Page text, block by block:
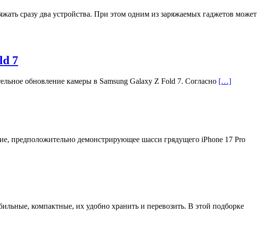
сразу два устройства. При этом одним из заряжаемых гаджетов может
7
обновление камеры в Samsung Galaxy Z Fold 7. Согласно […]
предположительно демонстрирующее шасси грядущего iPhone 17 Pro
компактные, их удобно хранить и перевозить. В этой подборке